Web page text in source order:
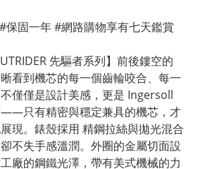
保固一年 #網路購物享有七天鑑賞
先驅者系列】前後鏤空的
看到機芯的每一個齒輪咬合、每一
僅僅是設計美感，更是 Ingersoll
只有精密與穩定兼具的機芯，才
現。錶殼採用 精鋼拉絲與拋光混合
不失手感溫潤。外圈的金屬切面設
廠的鋼鐵光澤，帶有美式機械的力